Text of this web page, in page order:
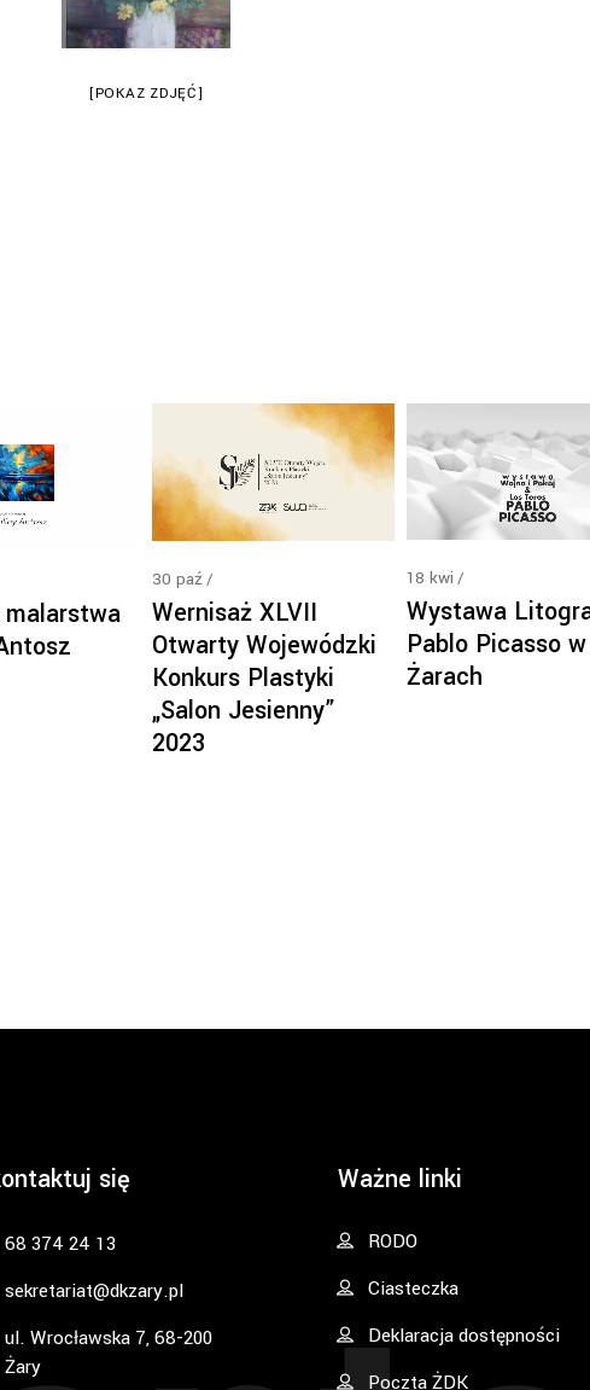
[POKAZ ZDJĘĆ]
30 paź
Wernisaż XLVII
Otwarty Wojewódzki
Konkurs Plastyki
„Salon Jesienny”
2023
18 kwi
Wystawa
Pablo Picasso w
Żarach
się
68 374 24 13
sekretariat@dkzary.pl
ul. Wrocławska 7, 68-200
Żary
Ważne linki
RODO
Ciasteczka
Deklaracja dostępności
Poczta ŻDK